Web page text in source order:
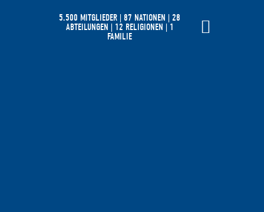
5.500 MITGLIEDER | 87 NATIONEN | 28
ABTEILUNGEN | 12 RELIGIONEN | 1
FAMILIE